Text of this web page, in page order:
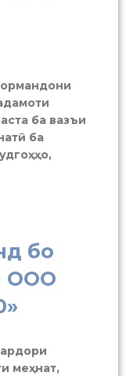
ба вазъи
ба
бо
ООО
меҳнат,